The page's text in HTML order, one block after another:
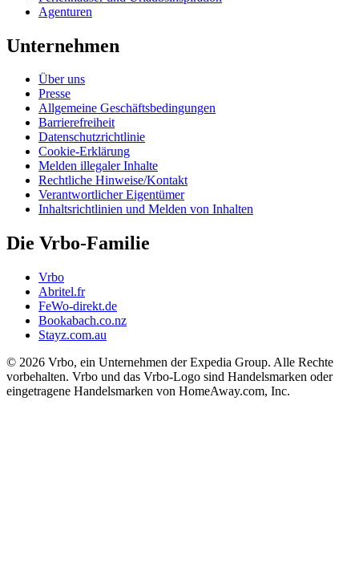
Agenturen
Unternehmen
Über uns
Presse
Allgemeine Geschäftsbedingungen
Barrierefreiheit
Datenschutzrichtlinie
Cookie-Erklärung
Melden illegaler Inhalte
Rechtliche Hinweise/Kontakt
Verantwortlicher Eigentümer
Inhaltsrichtlinien und Melden von Inhalten
Die Vrbo-Familie
Vrbo
Abritel.fr
FeWo-direkt.de
Bookabach.co.nz
Stayz.com.au
© 2026 Vrbo, ein Unternehmen der Expedia Group. Alle Rechte
vorbehalten. Vrbo und das Vrbo-Logo sind Handelsmarken oder
eingetragene Handelsmarken von HomeAway.com, Inc.